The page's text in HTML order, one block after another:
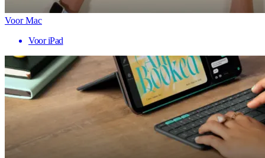
Voor Mac
Voor iPad